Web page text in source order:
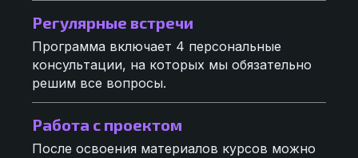
Регулярные встречи
Программа включает 4 персональные
консультации, на которых мы обязательно
решим все вопросы.
Работа с проектом
После освоения материалов курсов можно
Ранний доступ к курсу
Будьте среди первых, кто получит
приглашение и специальную цену
Спасибо
Мы с вами свяжемся как только курс будет
готов
Закрыть
Отправить
Спасибо за обращение
Скоро вам придет ответ
Закрыть